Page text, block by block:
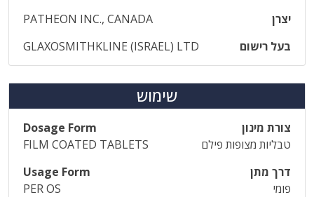
יצרן
PATHEON INC., CANADA
בעל רישום
GLAXOSMITHKLINE (ISRAEL) LTD
שימוש
צורת מינון
Dosage Form
טבליות מצופות פילם
FILM COATED TABLETS
דרך מתן
Usage Form
פומי
PER OS